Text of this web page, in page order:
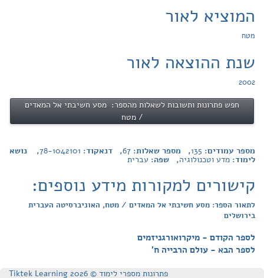
המוציא לאור
מטח
שנת ההוצאה לאור
2002
חפש פתרונות ותשובות לשאלות מהספר: מסע חשיבתי אל המאדים
/ מטח
מספר עמודים: 135, מספר שאלות: 67, דנאקוד: 78-1042101, נושא
לימוד: מדע וטכנולוגיה, שפה: עברית
קישורים למקורות מידע נוספים:
לתאור הספר: מסע חשיבתי אל המאדים / מטח, האוניברסיטה העברית
בירושלים
לספר הקודם - מיקרואורגניזמים
לספר הבא - עולם הרבייה ח'
פתרונות מספרי לימוד © Tiktek Learning 2026